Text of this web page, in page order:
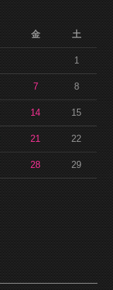
金 土
1
7 8
14 15
21 22
28 29